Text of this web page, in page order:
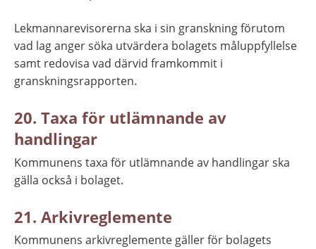
Lekmannarevisorerna ska i sin granskning förutom
vad lag anger söka utvärdera bolagets måluppfyllelse
samt redovisa vad därvid framkommit i
granskningsrapporten.
20. Taxa för utlämnande av
handlingar
Kommunens taxa för utlämnande av handlingar ska
gälla också i bolaget.
21. Arkivreglemente
Kommunens arkivreglemente gäller för bolagets